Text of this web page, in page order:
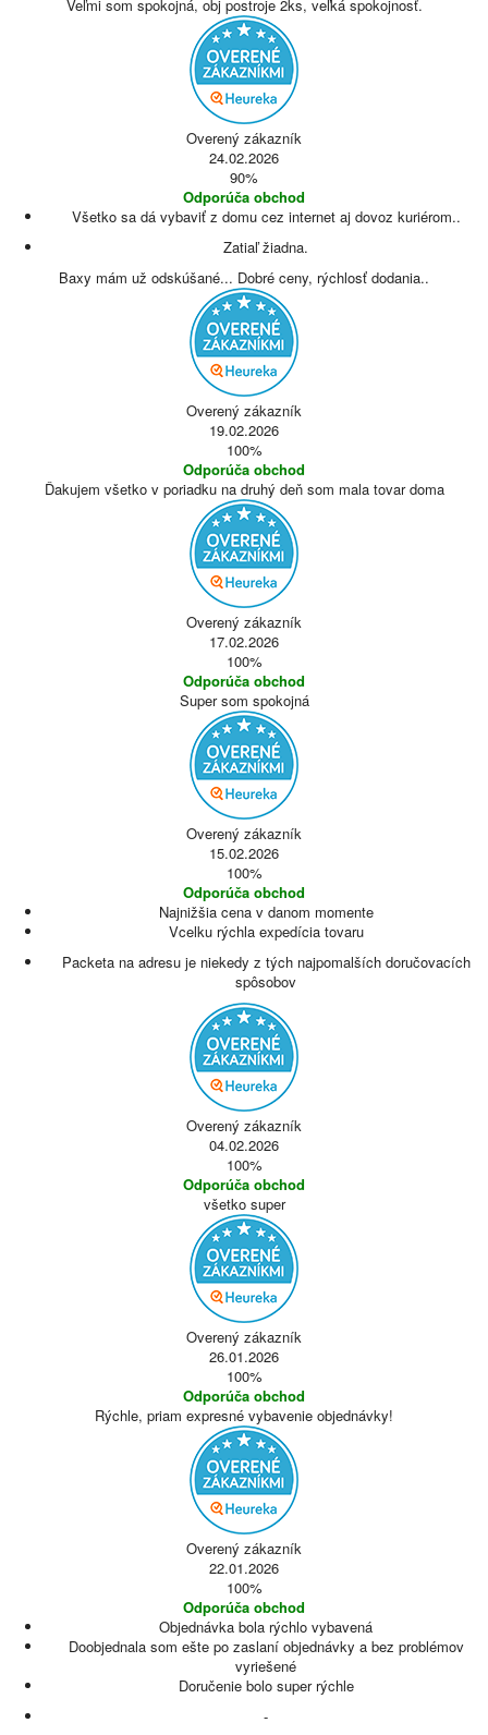
Veľmi som spokojná, obj postroje 2ks, veľká spokojnosť.
Overený zákazník
24.02.2026
90%
Odporúča obchod
Všetko sa dá vybaviť z domu cez internet aj dovoz kuriérom..
Zatiaľ žiadna.
Baxy mám už odskúšané... Dobré ceny, rýchlosť dodania..
Overený zákazník
19.02.2026
100%
Odporúča obchod
Ďakujem všetko v poriadku na druhý deň som mala tovar doma
Overený zákazník
17.02.2026
100%
Odporúča obchod
Super som spokojná
Overený zákazník
15.02.2026
100%
Odporúča obchod
Najnižšia cena v danom momente
Vcelku rýchla expedícia tovaru
Packeta na adresu je niekedy z tých najpomalších doručovacích
spôsobov
Overený zákazník
04.02.2026
100%
Odporúča obchod
všetko super
Overený zákazník
26.01.2026
100%
Odporúča obchod
Rýchle, priam expresné vybavenie objednávky!
Overený zákazník
22.01.2026
100%
Odporúča obchod
Objednávka bola rýchlo vybavená
Doobjednala som ešte po zaslaní objednávky a bez problémov
vyriešené
Doručenie bolo super rýchle
-